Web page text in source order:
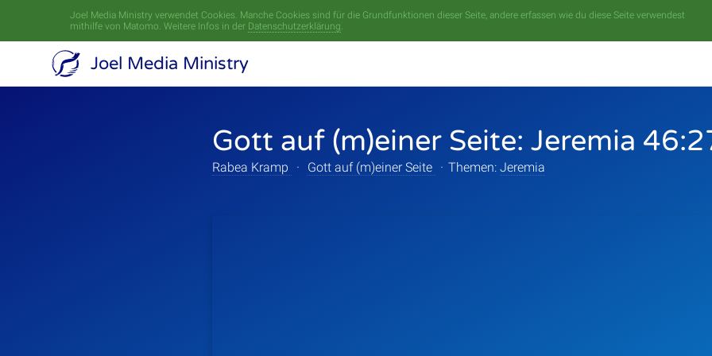
Joel Media Ministry verwendet Cookies. Manche Cookies sind für die Grundfunktionen dieser Seite, andere erfassen wie du diese Seite verwendest
mithilfe von Matomo. Weitere Infos in der Datenschutzerklärung.
Joel Media Ministry
Gott auf (m)einer Seite: Jeremia
Rabea Kramp · Gott auf (m)einer Seite · Themen: Jeremia